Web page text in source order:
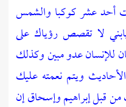
أحد عشر كوكبا والشمس
لا تقصص رؤياك على
للإنسان عدو مبين وكذلك
ويتم نعمته عليك
من قبل إبراهيم وإسحاق إن